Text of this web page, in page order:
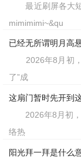
最近刷屏各大短
mimimimi~&qu
已经无所谓明月高
2026年8月初，
了”成
这扇门暂时先开到
2026年8月初，“
络热
阳光拜一拜是什么